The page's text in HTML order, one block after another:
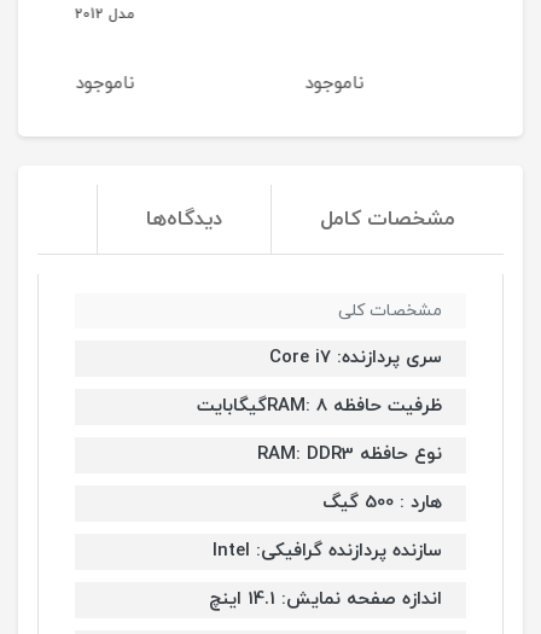
مشخصات کامل دیدگاه‌ها
مشخصات کلی
سری پردازنده: Core i7
ظرفیت حافظه RAM: 8گیگابایت
نوع حافظه RAM: DDR3
هارد : 500 گیگ
سازنده پردازنده گرافیکی: Intel
اندازه صفحه نمایش: 14.1 اینچ